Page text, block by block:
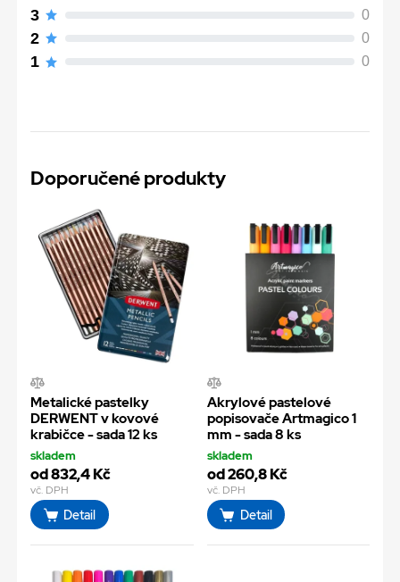
3
0
2 0
1 0
Doporučené produkty
Metalické pastelky
DERWENT v kovové
krabičce - sada 12 ks
skladem
od 832,4 Kč
vč. DPH
Detail
Akrylové pastelové
popisovače Artmagico 1
mm - sada 8 ks
skladem
od 260,8 Kč
vč. DPH
Detail